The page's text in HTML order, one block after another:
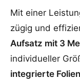
Mit einer
zügig und
Aufsatz mit 3
individueller
integrierte